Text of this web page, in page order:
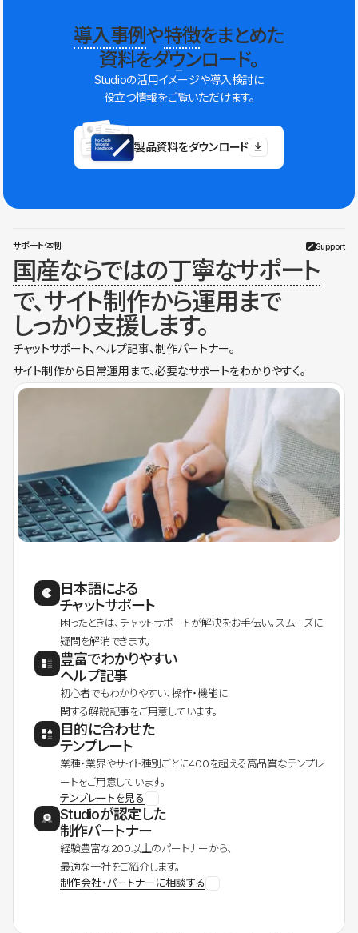
導入事例や特徴をまとめた
資料をダウンロード。
Studioの活用イメージや導入検討に
役立つ情報をご覧いただけます。
製品資料をダウンロード
サポート体制 Support
国産ならではの丁寧なサポート
で、サイト制作から運用まで
しっかり支援します。
チャットサポート、ヘルプ記事、制作パートナー。
サイト制作から日常運用まで、必要なサポートをわかりやすく。
日本語による
チャットサポート
困ったときは、チャットサポートが解決をお手伝い。スムーズに
疑問を解消できます。
豊富でわかりやすい
ヘルプ記事
初心者でもわかりやすい、操作・機能に
関する解説記事をご用意しています。
目的に合わせた
テンプレート
業種・業界やサイト種別ごとに400を超える高品質なテンプレ
ートをご用意しています。
テンプレートを見る
Studioが認定した
制作パートナー
経験豊富な200以上のパートナーから、
最適な一社をご紹介します。
制作会社・パートナーに相談する